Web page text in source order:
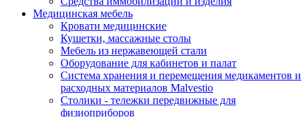
Медицинская мебель
Кровати медицинские
Кушетки, массажные столы
Мебель из нержавеющей стали
Оборудование для кабинетов и палат
Система хранения и перемещения медикаментов и
расходных материалов Malvestio
Столики - тележки передвижные для
физиоприборов